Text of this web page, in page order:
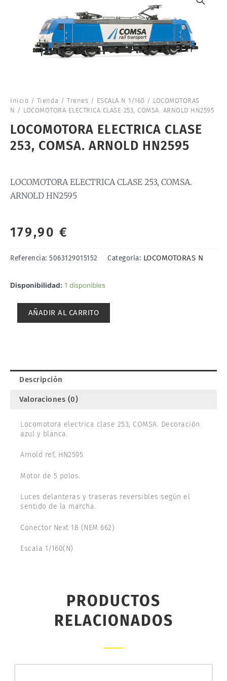
Inicio / Tienda / Trenes / ESCALA N 1/160 / LOCOMOTORAS
N / LOCOMOTORA ELECTRICA CLASE 253, COMSA. ARNOLD HN2595
LOCOMOTORA ELECTRICA CLASE
253, COMSA. ARNOLD HN2595
LOCOMOTORA ELECTRICA CLASE 253, COMSA.
ARNOLD HN2595
179,90 €
Referencia: 5063129015152 Categoría: LOCOMOTORAS N
Disponibilidad: 1 disponibles
LOCOMOTORA
AÑADIR AL CARRITO
Descripción
Valoraciones (0)
Locomotora electrica clase 253, COMSA. Decoración
azul y blanca.
Arnold ref, HN2595
Motor de 5 polos.
Luces delanteras y traseras reversibles según el
sentido de la marcha.
Conector Next 18 (NEM 662)
Escala 1/160(N)
PRODUCTOS
RELACIONADOS